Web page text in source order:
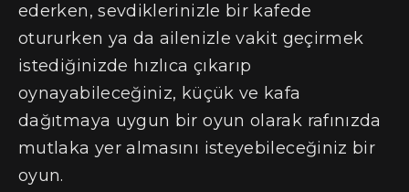
ederken, sevdiklerinizle bir kafede
otururken ya da ailenizle vakit geçirmek
istediğinizde hızlıca çıkarıp
oynayabileceğiniz, küçük ve kafa
dağıtmaya uygun bir oyun olarak rafınızda
mutlaka yer almasını isteyebileceğiniz bir
oyun.